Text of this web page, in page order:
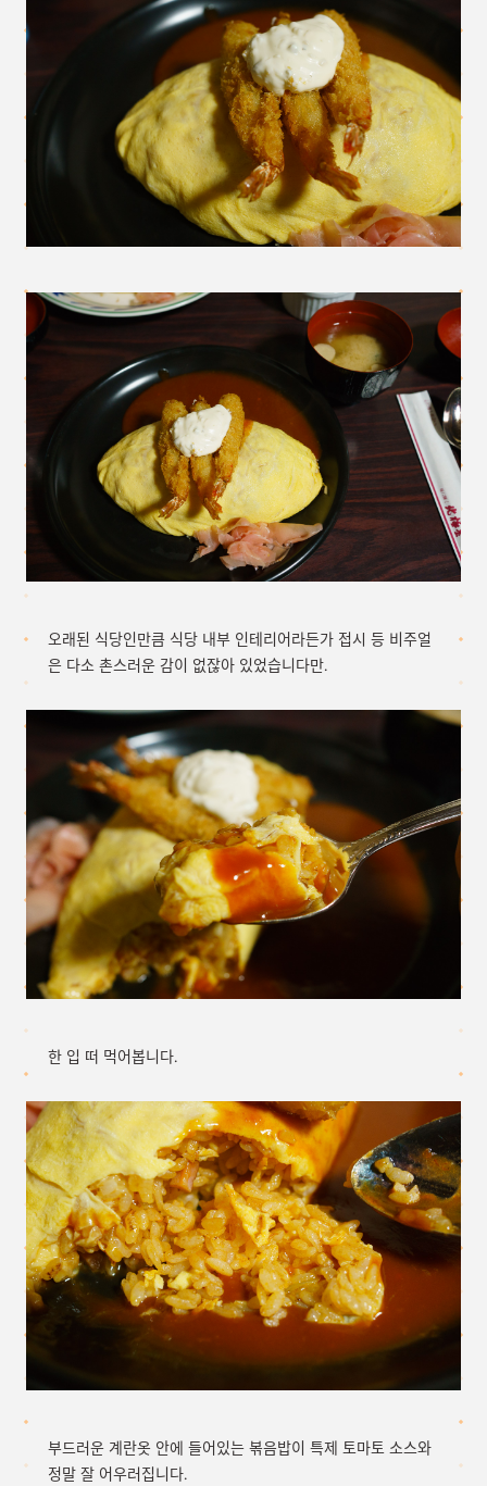
오래된 식당인만큼 식당 내부 인테리어라든가 접시 등 비주얼
은 다소 촌스러운 감이 없잖아 있었습니다만.
한 입 떠 먹어봅니다.
부드러운 계란옷 안에 들어있는 볶음밥이 특제 토마토 소스와
정말 잘 어우러집니다.